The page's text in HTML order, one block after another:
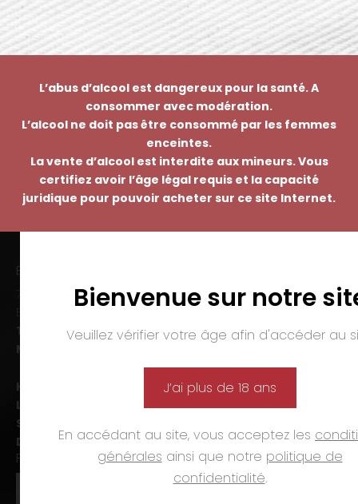
L’abus d’alcool est dangereux pour la santé. A
consommer avec modération.
L’alcool ne doit pas être consommé par les femmes
enceintes.
La vente d’alcool est interdite aux mineurs. Vous
certifiez avoir l’âge légal requis et la capacité
juridique pour pouvoir acheter sur ce site Internet.
Bienvenue sur notre
Veuillez vérifier votre âge afin d'accéder au
J’ai plus de 18 ans
En accédant au site, vous acceptez les
générales ainsi que notre politique de
confidentialité.
EMMANUEL NASTI
7 avenue Pierre Pflimlin – ZAC Espale
Tél. :
03 89 46 50 35
Mail :
Horaires d’ouverture :
Lun-ven. :
09h00-12h00 et 14h00-19h00
Sam. :
Dim. et jours fériés :fermé
PAIEMENTS